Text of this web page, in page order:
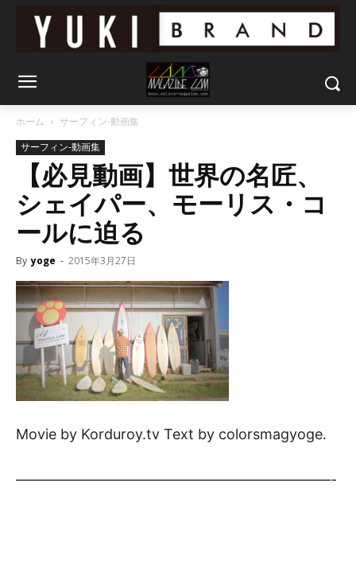
ホーム
サーフィン-動画集
サーフィン-動画集
【必見動画】世界の名匠、
シェイパー、モーリス・コ
ールに迫る
By yoge - 2015年3月27日
Movie by Korduroy.tv Text by colorsmagyoge.
——————————————————————-